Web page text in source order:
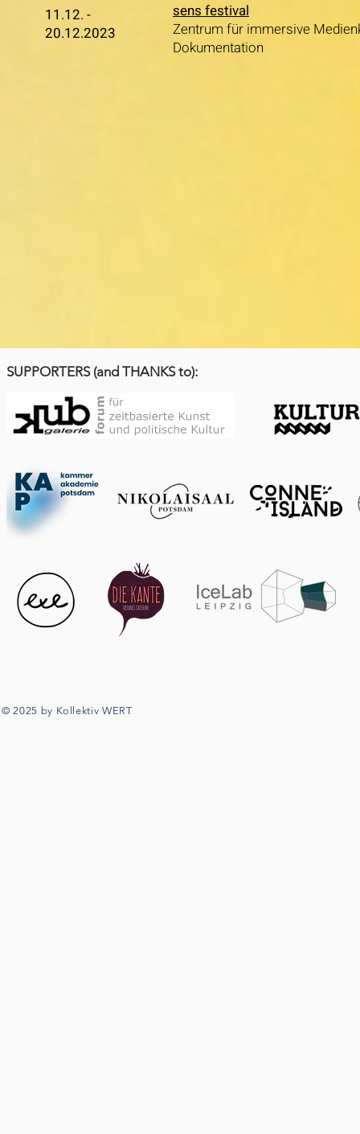
11.12. -
20.12.2023
sens festival
Zentrum für immersive
Dokumentation
SUPPORTERS (and THANKS to):
© 2025 by Kollektiv WERT